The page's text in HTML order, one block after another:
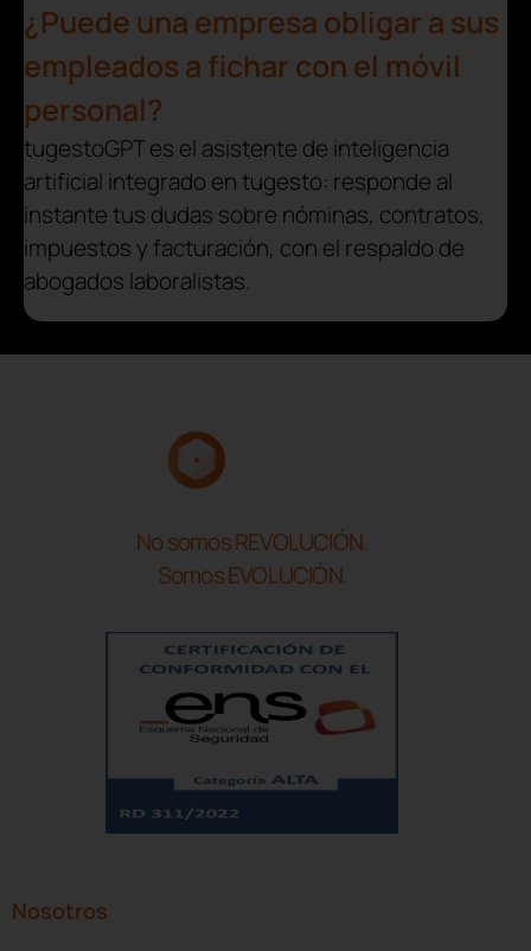
¿Puede una empresa obligar a sus
empleados a fichar con el móvil
personal?
tugestoGPT es el asistente de inteligencia
artificial integrado en tugesto: responde al
instante tus dudas sobre nóminas, contratos,
impuestos y facturación, con el respaldo de
abogados laboralistas.
No somos REVOLUCIÓN.
Somos EVOLUCIÓN.
Nosotros